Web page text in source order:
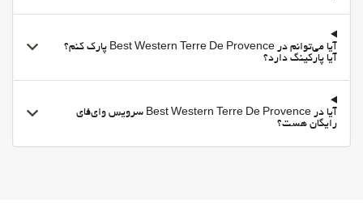
آیا می‌توانم در Best Western Terre De Provence پارک کنم؟
آیا پارکینگ دارد؟
آیا در Best Western Terre De Provence سرویس وای‌فای
رایگان هست؟